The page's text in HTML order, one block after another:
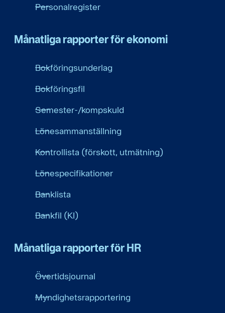
Personalregister
Månatliga rapporter för ekonomi
Bokföringsunderlag
Bokföringsfil
Semester-/kompskuld
Lönesammanställning
Kontrollista (förskott, utmätning)
Lönespecifikationer
Banklista
Bankfil (KI)
Månatliga rapporter för HR
Övertidsjournal
Myndighetsrapportering